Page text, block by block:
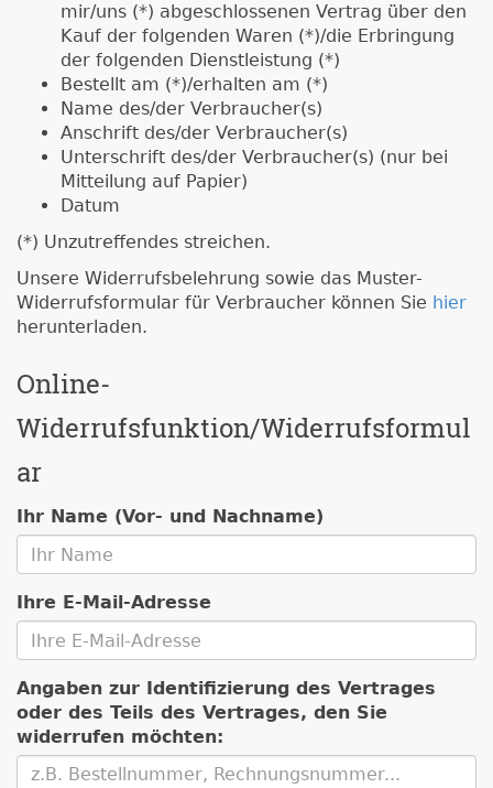
mir/uns (*) abgeschlossenen Vertrag über den
Kauf der folgenden Waren (*)/die Erbringung
der folgenden Dienstleistung (*)
Bestellt am (*)/erhalten am (*)
Name des/der Verbraucher(s)
Anschrift des/der Verbraucher(s)
Unterschrift des/der Verbraucher(s) (nur bei
Mitteilung auf Papier)
Datum
(*) Unzutreffendes streichen.
Unsere Widerrufsbelehrung sowie das Muster-
Widerrufsformular für Verbraucher können Sie hier
herunterladen.
Online-
Widerrufsfunktion/Widerrufsformul
ar
Ihr Name (Vor- und Nachname)
Ihre E-Mail-Adresse
Angaben zur Identifizierung des Vertrages
oder des Teils des Vertrages, den Sie
widerrufen möchten: